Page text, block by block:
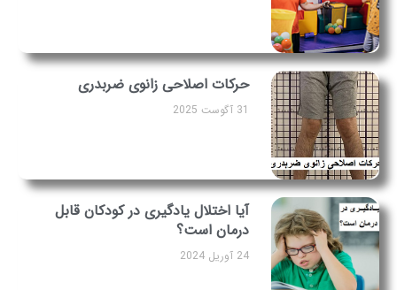
حرکات اصلاحی زانوی ضربدری
31 آگوست 2025
آیا اختلال یادگیری در کودکان قابل
درمان است؟
24 آوریل 2024